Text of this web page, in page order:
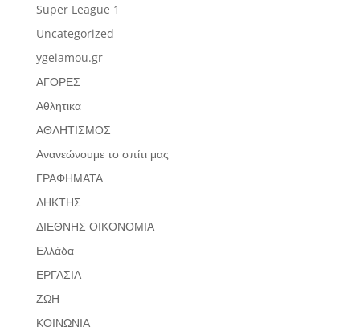
Super League 1
Uncategorized
ygeiamou.gr
ΑΓΟΡΕΣ
Αθλητικα
ΑΘΛΗΤΙΣΜΟΣ
Ανανεώνουμε το σπίτι μας
ΓΡΑΦΗΜΑΤΑ
ΔΗΚΤΗΣ
ΔΙΕΘΝΗΣ ΟΙΚΟΝΟΜΙΑ
Ελλάδα
ΕΡΓΑΣΙΑ
ΖΩΗ
ΚΟΙΝΩΝΙΑ